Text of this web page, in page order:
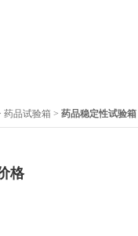
药品试验箱 > 药品稳定性试验箱
格